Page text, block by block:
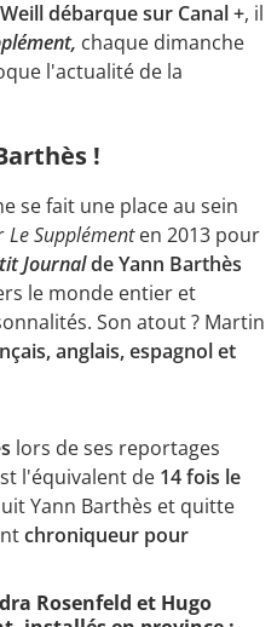
débarque sur Canal +, il
chaque dimanche
l'actualité de la
!
se fait une place au sein
Le Supplémenten 2013 pour
Journalde Yann Barthès
le monde entier et
Son atout ? Martin
anglais, espagnol et
lors de ses reportages
l'équivalent de 14 fois le
Yann Barthès et quitte
chroniqueur pour
Rosenfeld et Hugo